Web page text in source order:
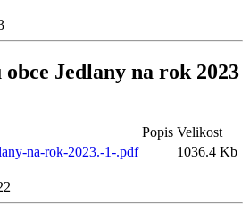
Jedlany na rok 2023
Popis Velikost
na-rok-2023.-1-.pdf
1036.4 Kb